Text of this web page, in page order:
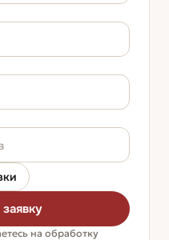
на обработку